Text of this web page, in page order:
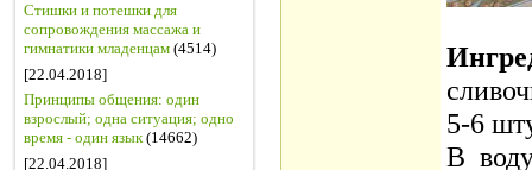
Стишки и потешки для
сопровождения массажа и
гимнатики младенцам (4514)
[22.04.2018]
Принципы общения: один
взрослый; одна ситуация; одно
время - один язык(14662)
[22.04.2018]
5-6
В